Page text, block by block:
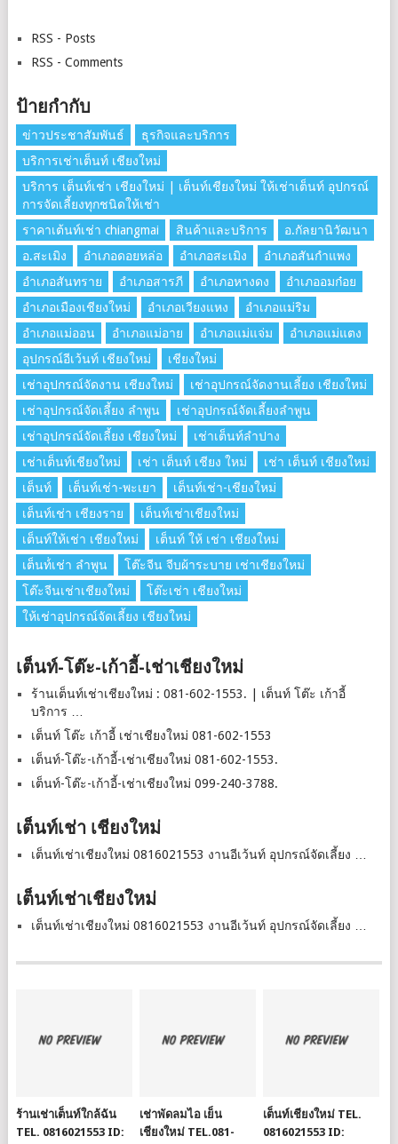
RSS - Posts
RSS - Comments
ป้ายกำกับ
ข่าวประชาสัมพันธ์
ธุรกิจและบริการ
บริการเช่าเต็นท์ เชียงใหม่
บริการ เต็นท์เช่า เชียงใหม่ | เต็นท์เชียงใหม่ ให้เช่าเต็นท์ อุปกรณ์
การจัดเลี้ยงทุกชนิดให้เช่า
ราคาเต้นท์เช่า chiangmai
สินค้าและบริการ
อ.กัลยานิวัฒนา
อ.สะเมิง
อำเภอดอยหล่อ อำเภอสะเมิง
อำเภอสันกำแพง
อำเภอสันทราย
อำเภอสารภี อำเภอหางดง
อำเภออมก๋อย
อำเภอเมืองเชียงใหม่
อำเภอเวียงแหง
อำเภอแม่ริม
อำเภอแม่ออน
อำเภอแม่อาย อำเภอแม่แจ่ม
อำเภอแม่แตง
อุปกรณ์อีเว้นท์ เชียงใหม่
เชียงใหม่
เช่าอุปกรณ์จัดงาน เชียงใหม่
เช่าอุปกรณ์จัดงานเลี้ยง เชียงใหม่
เช่าอุปกรณ์จัดเลี้ยง ลําพูน
เช่าอุปกรณ์จัดเลี้ยงลําพูน
เช่าอุปกรณ์จัดเลี้ยง เชียงใหม่
เช่าเต็นท์ลำปาง
เช่าเต็นท์เชียงใหม่
เช่า เต็นท์ เชียง ใหม่
เช่า เต็นท์ เชียงใหม่
เต็นท์
เต็นท์เช่า-พะเยา
เต็นท์เช่า-เชียงใหม่
เต็นท์เช่า เชียงราย
เต็นท์เช่าเชียงใหม่
เต็นท์ให้เช่า เชียงใหม่
เต็นท์ ให้ เช่า เชียงใหม่
เต็นท์่เช่า ลำพูน
โต๊ะจีน จีบผ้าระบาย เช่าเชียงใหม่
โต๊ะจีนเช่าเชียงใหม่
โต๊ะเช่า เชียงใหม่
ให้เช่าอุปกรณ์จัดเลี้ยง เชียงใหม่
เต็นท์-โต๊ะ-เก้าอี้-เช่าเชียงใหม่
ร้านเต็นท์เช่าเชียงใหม่ : 081-602-1553. | เต็นท์ โต๊ะ เก้าอี้
บริการ …
เต็นท์ โต๊ะ เก้าอี้ เช่าเชียงใหม่ 081-602-1553
เต็นท์-โต๊ะ-เก้าอี้-เช่าเชียงใหม่ 081-602-1553.
เต็นท์-โต๊ะ-เก้าอี้-เช่าเชียงใหม่ 099-240-3788.
เต็นท์เช่า เชียงใหม่
เต็นท์เช่าเชียงใหม่ 0816021553 งานอีเว้นท์ อุปกรณ์จัดเลี้ยง …
เต็นท์เช่าเชียงใหม่
เต็นท์เช่าเชียงใหม่ 0816021553 งานอีเว้นท์ อุปกรณ์จัดเลี้ยง …
ร้านเช่าเต็นท์ใกล้ฉัน
TEL. 0816021553 ID:
เช่าพัดลมไอ เย็น
เชียงใหม่ TEL.081-
เต็นท์เชียงใหม่ TEL.
0816021553 ID: